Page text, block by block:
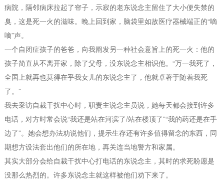
病院，隔邻病床拉起了帘子，示寂的老东说念主留住了大小便失禁的
臭，这是死一火的滋味。晚上回到家，脑袋里如故医疗器械端正的“嘀
嘀”声。
一个自闭症孩子的爸爸，向我阐发另一种社会意旨上的死一火：他的
孩子简直从不离开家，除了父母，没东说念主相识他。“万一我死了，
全国上就再也莫得在乎我女儿的东说念主了，他就卓著于随着我死
了。”
我去采访自裁干扰中心时，职责主说念主员说，她每天都会接到许多
电话，对方时常会说“我还是站在河滨了/站在楼顶了”“我的药还是在手
边了”。她会想办法劝说他们，提示生存还有许多值得留念的东西，同
期想方设法套出他们的所在地，再关连当地警方和家属。
其实大部分会给自裁干扰中心打电话的东说念主，其时的求死盼愿是
没那么热烈的。许多东说念主就这样被他们劝下来了。